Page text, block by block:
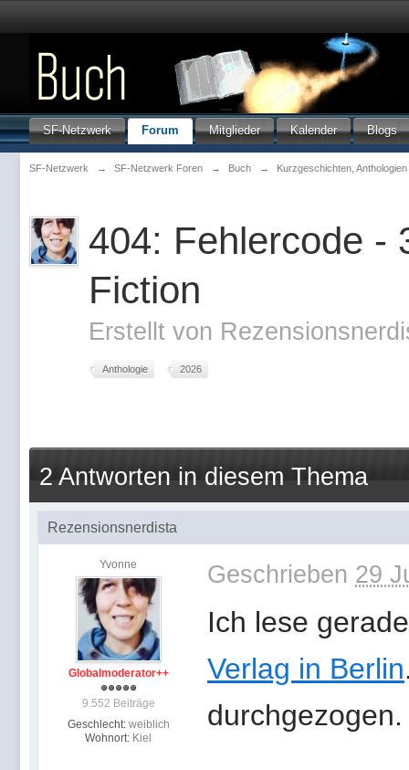
SF-Netzwerk Forum Mitglieder Kalender Blogs
SF-Netzwerk → SF-Netzwerk Foren → Buch → Kurzgeschichten,
404: Fehlercode -
Fiction
Erstellt von
Anthologie 2026
2 Antworten in diesem Thema
Rezensionsnerdista
Yvonne
Globalmoderator++
9.552 Beiträge
Geschlecht: weiblich
Wohnort: Kiel
Geschrieben 29
Ich lese
Verlag in Berlin
durchgezogen.